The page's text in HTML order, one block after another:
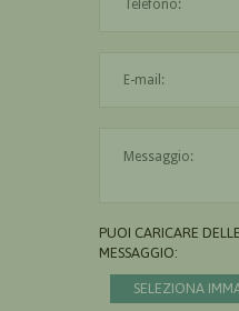
PUOI CARICARE
MESSAGGIO:
SELEZIONA